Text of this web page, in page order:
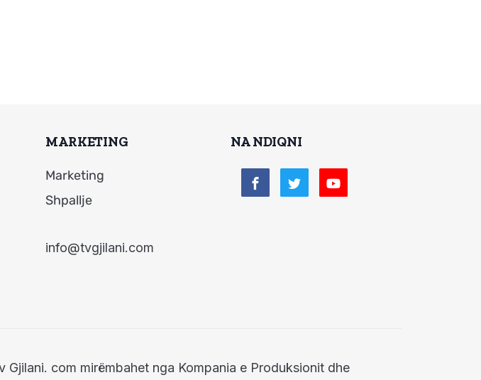
MARKETING
Marketing
Shpallje
info@tvgjilani.com
NA NDIQNI
com mirëmbahet nga Kompania e Produksionit dhe